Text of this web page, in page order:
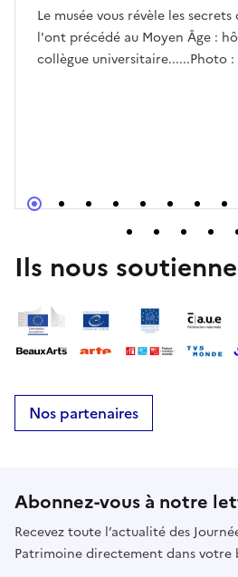
Le musée vous révèle les
l'ont précédé au Moyen Âge :
collègue universitaire......Photo :
Ils nous
Nos partenaires
Abonnez-vous à notre
Recevez toute l’actualité des
Patrimoine directement dans votre